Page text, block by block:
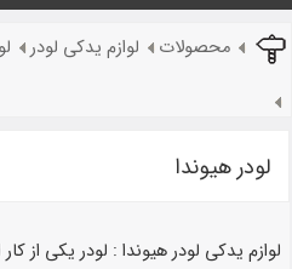
محصولات لوازم یدکی لودر
لودر هیوندا
لوازم یدکی لودر هیوندا : لودر یکی از